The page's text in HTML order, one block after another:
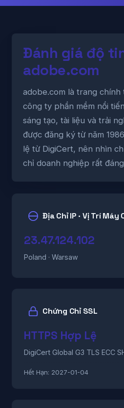
Đánh giá độ
adobe.com
adobe.com là trang
công ty phần mềm nổi
sáng tạo, tài liệu và trải
được đăng ký từ năm
lệ từ DigiCert, nên nhìn
chỉ doanh nghiệp rất
Địa Chỉ IP · Vị Trí Máy
23.47.124.102
Poland · Warsaw
Chứng Chỉ SSL
HTTPS Hợp Lệ
DigiCert Global G3 TLS ECC
Hết Hạn: 2027-01-04